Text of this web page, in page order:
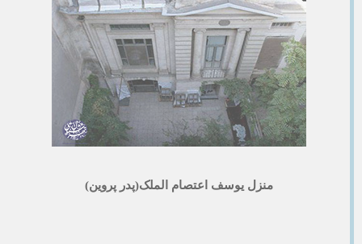
منزل یوسف اعتصام الملک(پدر پروین)